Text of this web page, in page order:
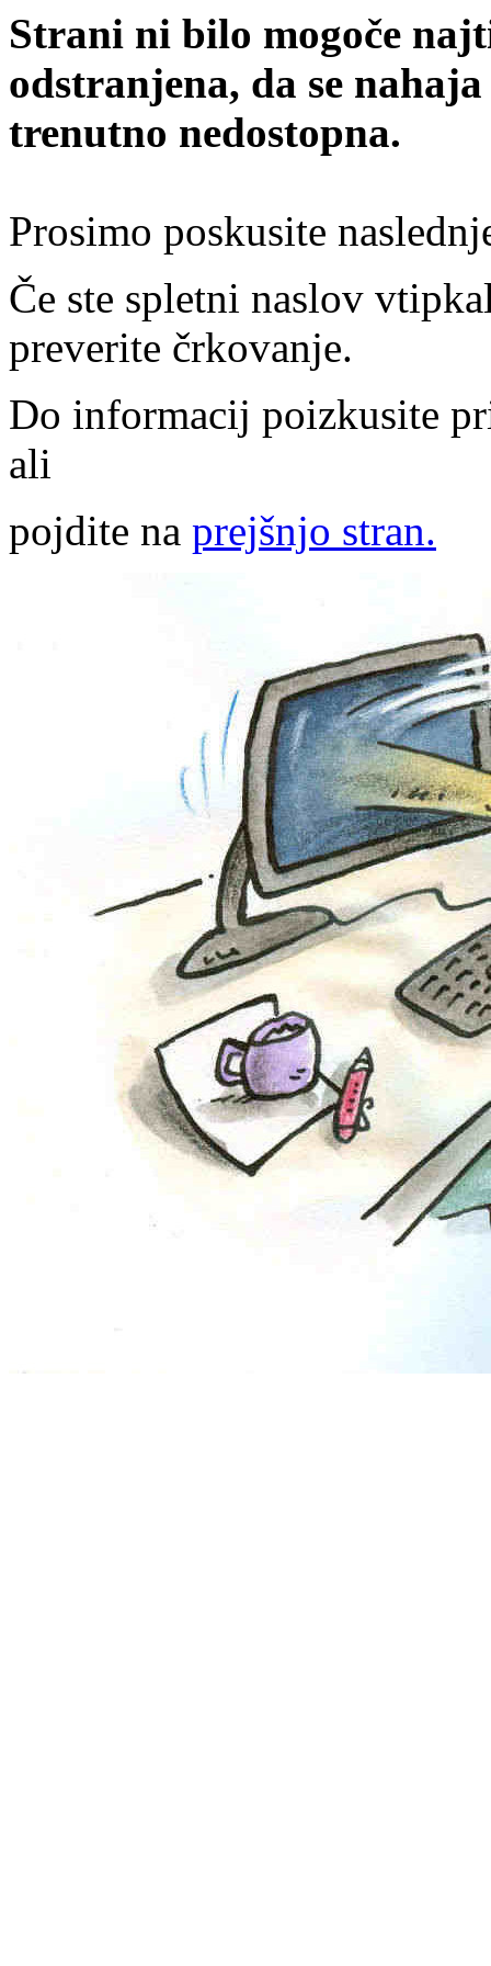
Strani ni bilo mogoče
odstranjena, da se
trenutno nedostopna.
Prosimo poskusite
Če ste spletni naslov
preverite črkovanje.
Do informacij poizkusite
ali
pojdite na prejšnjo stran.